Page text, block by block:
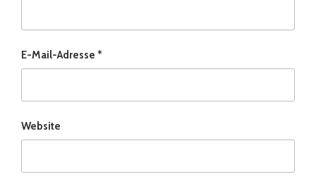
E-Mail-Adresse *
Website